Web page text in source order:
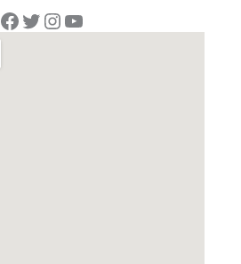
Facebook
Twitter
Instagram
YouTube